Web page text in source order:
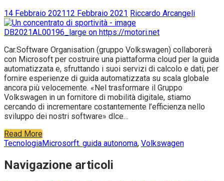
14 Febbraio 202112 Febbraio 2021 Riccardo Arcangeli
Car.Software Organisation (gruppo Volkswagen) collaborerà
con Microsoft per costruire una piattaforma cloud per la guida
automatizzata e, sfruttando i suoi servizi di calcolo e dati, per
fornire esperienze di guida automatizzata su scala globale
ancora più velocemente. «Nel trasformare il Gruppo
Volkswagen in un fornitore di mobilità digitale, stiamo
cercando di incrementare costantemente l’efficienza nello
sviluppo dei nostri software» dlce…
Read More
TecnologiaMicrosorft. guida autonoma, Volkswagen
Navigazione articoli